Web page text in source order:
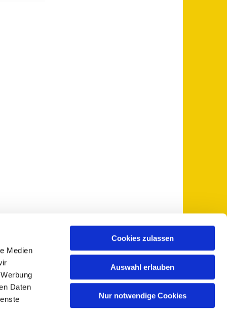
Medien
Daten
Cookies zulassen
Auswahl erlauben
Nur notwendige Cookies
0 pfarramt@sankt-otto.de